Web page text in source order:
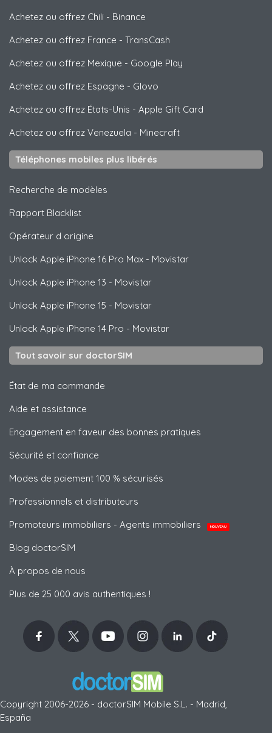
Achetez ou offrez Chili - Binance
Achetez ou offrez France - TransCash
Achetez ou offrez Mexique - Google Play
Achetez ou offrez Espagne - Glovo
Achetez ou offrez États-Unis - Apple Gift Card
Achetez ou offrez Venezuela - Minecraft
Téléphones mobiles plus libérés
Recherche de modèles
Rapport Blacklist
Opérateur d origine
Unlock Apple iPhone 16 Pro Max - Movistar
Unlock Apple iPhone 13 - Movistar
Unlock Apple iPhone 15 - Movistar
Unlock Apple iPhone 14 Pro - Movistar
Tout savoir sur doctorSIM
État de ma commande
Aide et assistance
Engagement en faveur des bonnes pratiques
Sécurité et confiance
Modes de paiement 100 % sécurisés
Professionnels et distributeurs
Promoteurs immobiliers - Agents immobiliers
NOUVEAU
Blog doctorSIM
À propos de nous
Plus de 25 000 avis authentiques !
Copyright 2006-2026 - doctorSIM Mobile S.L. - Madrid,
España